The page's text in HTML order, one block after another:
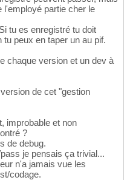
l'employé partie cher le
tu es enregistré tu doit
peux en taper un au pif.
chaque version et un dev à
de cet "gestion
improbable et non
?
de debug.
je pensais ça trivial...
n'a jamais vue les
codage.